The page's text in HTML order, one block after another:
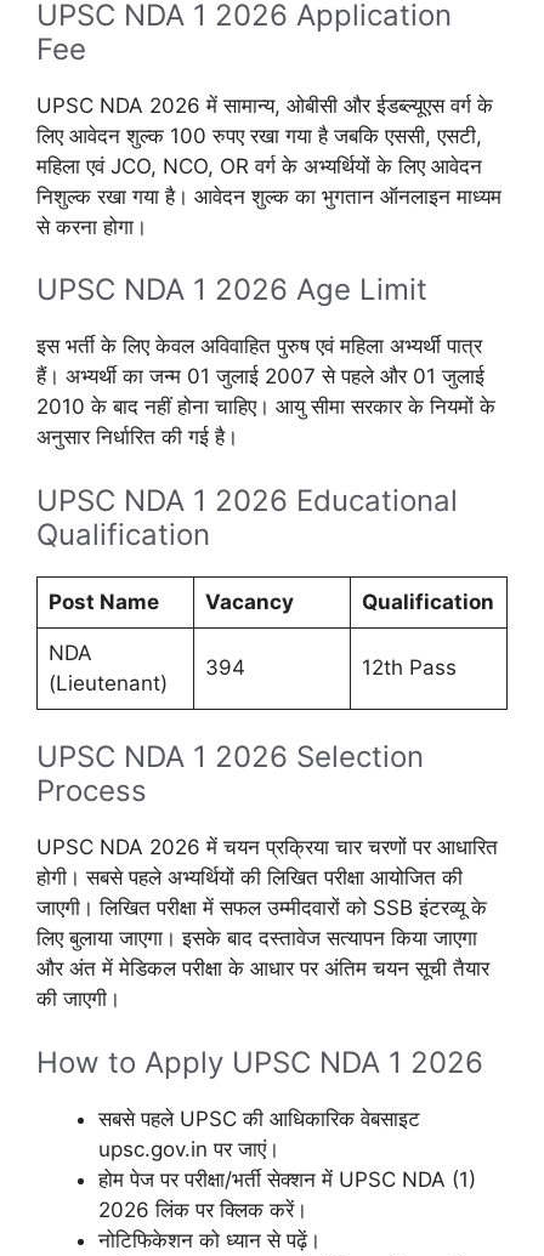
UPSC NDA 1 2026 Application
Fee
UPSC NDA 2026 में सामान्य, ओबीसी और ईडब्ल्यूएस वर्ग के
लिए आवेदन शुल्क 100 रुपए रखा गया है जबकि एससी, एसटी,
महिला एवं JCO, NCO, OR वर्ग के अभ्यर्थियों के लिए आवेदन
निशुल्क रखा गया है। आवेदन शुल्क का भुगतान ऑनलाइन माध्यम
से करना होगा।
UPSC NDA 1 2026 Age Limit
इस भर्ती के लिए केवल अविवाहित पुरुष एवं महिला अभ्यर्थी पात्र
हैं। अभ्यर्थी का जन्म 01 जुलाई 2007 से पहले और 01 जुलाई
2010 के बाद नहीं होना चाहिए। आयु सीमा सरकार के नियमों के
अनुसार निर्धारित की गई है।
UPSC NDA 1 2026 Educational
Qualification
Post Name Vacancy Qualification
NDA
(Lieutenant)
394 12th Pass
UPSC NDA 1 2026 Selection
Process
UPSC NDA 2026 में चयन प्रक्रिया चार चरणों पर आधारित
होगी। सबसे पहले अभ्यर्थियों की लिखित परीक्षा आयोजित की
जाएगी। लिखित परीक्षा में सफल उम्मीदवारों को SSB इंटरव्यू के
लिए बुलाया जाएगा। इसके बाद दस्तावेज सत्यापन किया जाएगा
और अंत में मेडिकल परीक्षा के आधार पर अंतिम चयन सूची तैयार
की जाएगी।
How to Apply UPSC NDA 1 2026
सबसे पहले UPSC की आधिकारिक वेबसाइट
upsc.gov.in पर जाएं।
होम पेज पर परीक्षा/भर्ती सेक्शन में UPSC NDA (1)
2026 लिंक पर क्लिक करें।
नोटिफिकेशन को ध्यान से पढ़ें।